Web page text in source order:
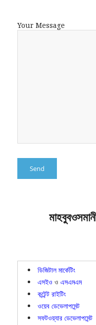
Your Message
ডিজিটাল মার্কেটিং
এসইও ও এসএমএম
কন্টেন্ট রাইটিং
ওয়েব ডেভেলাপমেন্ট
সফটওয়্যার ডেভেলাপমেন্ট